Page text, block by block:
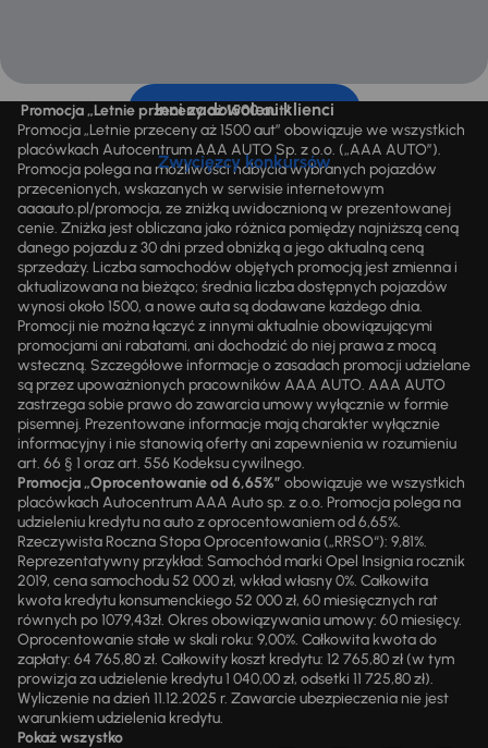
Inni zadowoleni klienci
Zwycięzcy konkursów
Promocja „Letnie przeceny aż 1500 aut”
Promocja „Letnie przeceny aż 1500 aut” obowiązuje we wszystkich
placówkach Autocentrum AAA AUTO Sp. z o.o. („AAA AUTO”).
Promocja polega na możliwości nabycia wybranych pojazdów
przecenionych, wskazanych w serwisie internetowym
aaaauto.pl/promocja, ze zniżką uwidocznioną w prezentowanej
cenie. Zniżka jest obliczana jako różnica pomiędzy najniższą ceną
danego pojazdu z 30 dni przed obniżką a jego aktualną ceną
sprzedaży. Liczba samochodów objętych promocją jest zmienna i
aktualizowana na bieżąco; średnia liczba dostępnych pojazdów
wynosi około 1500, a nowe auta są dodawane każdego dnia.
Promocji nie można łączyć z innymi aktualnie obowiązującymi
promocjami ani rabatami, ani dochodzić do niej prawa z mocą
wsteczną. Szczegółowe informacje o zasadach promocji udzielane
są przez upoważnionych pracowników AAA AUTO. AAA AUTO
zastrzega sobie prawo do zawarcia umowy wyłącznie w formie
pisemnej. Prezentowane informacje mają charakter wyłącznie
informacyjny i nie stanowią oferty ani zapewnienia w rozumieniu
art. 66 § 1 oraz art. 556 Kodeksu cywilnego.
Promocja „Oprocentowanie od 6,65%” obowiązuje we wszystkich
placówkach Autocentrum AAA Auto sp. z o.o. Promocja polega na
udzieleniu kredytu na auto z oprocentowaniem od 6,65%.
Rzeczywista Roczna Stopa Oprocentowania („RRSO“): 9,81%.
Reprezentatywny przykład: Samochód marki Opel Insignia rocznik
2019, cena samochodu 52 000 zł, wkład własny 0%. Całkowita
kwota kredytu konsumenckiego 52 000 zł, 60 miesięcznych rat
równych po 1079,43zł. Okres obowiązywania umowy: 60 miesięcy.
Oprocentowanie stałe w skali roku: 9,00%. Całkowita kwota do
zapłaty: 64 765,80 zł. Całkowity koszt kredytu: 12 765,80 zł (w tym
prowizja za udzielenie kredytu 1 040,00 zł, odsetki 11 725,80 zł).
Wyliczenie na dzień 11.12.2025 r. Zawarcie ubezpieczenia nie jest
warunkiem udzielenia kredytu.
Pokaż wszystko